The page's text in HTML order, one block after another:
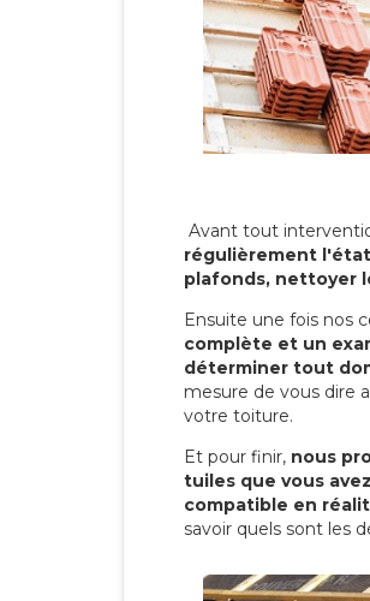
Avant tout
régulièrement
plafonds, nettoyer
Ensuite une fois nos
complète et un
déterminer tout
mesure de vous dire
votre toiture.
Et pour finir, nous
tuiles que vous
compatible en
savoir quels sont les